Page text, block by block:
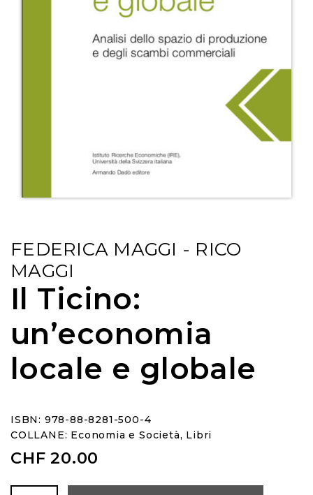
FEDERICA MAGGI - RICO
MAGGI
Il Ticino:
un’economia
locale e globale
ISBN: 978-88-8281-500-4
COLLANE: Economia e Società, Libri
CHF 20.00